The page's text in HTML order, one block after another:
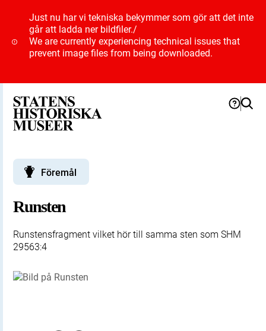
Just nu har vi tekniska bekymmer som gör att det inte
går att ladda ner bildfiler./
We are currently experiencing technical issues that
prevent image files from being downloaded.
Föremål
Runsten
Runstensfragment vilket hör till samma sten som SHM
29563:4